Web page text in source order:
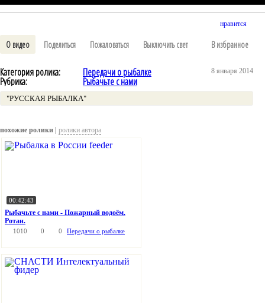
нравится
О видео Поделиться Пожаловаться Выключить свет В избранное
Категория ролика: Передачи о рыбалке
Рубрика: Рыбачьте с нами
"РУССКАЯ РЫБАЛКА"
8 января 2014
похожие ролики | ролики автора
00:42:43
Рыбачьте с нами - Пожарный водоём.
Ротан.
1010 0 0 Передачи о рыбалке